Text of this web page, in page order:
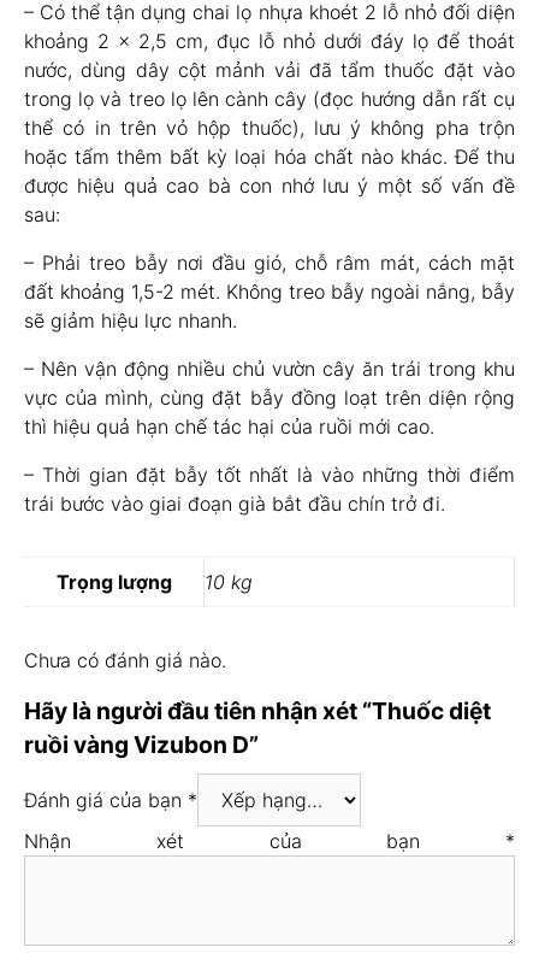
– Có thể tận dụng chai lọ nhựa khoét 2 lỗ nhỏ đối diện
khoảng 2 x 2,5 cm, đục lỗ nhỏ dưới đáy lọ để thoát
nước, dùng dây cột mảnh vải đã tẩm thuốc đặt vào
trong lọ và treo lọ lên cành cây (đọc hướng dẫn rất cụ
thể có in trên vỏ hộp thuốc), lưu ý không pha trộn
hoặc tẩm thêm bất kỳ loại hóa chất nào khác. Để thu
được hiệu quả cao bà con nhớ lưu ý một số vấn đề
sau:
– Phải treo bẫy nơi đầu gió, chỗ râm mát, cách mặt
đất khoảng 1,5-2 mét. Không treo bẫy ngoài nắng, bẫy
sẽ giảm hiệu lực nhanh.
– Nên vận động nhiều chủ vườn cây ăn trái trong khu
vực của mình, cùng đặt bẫy đồng loạt trên diện rộng
thì hiệu quả hạn chế tác hại của ruồi mới cao.
– Thời gian đặt bẫy tốt nhất là vào những thời điểm
trái bước vào giai đoạn già bắt đầu chín trở đi.
Trọng lượng 10 kg
Chưa có đánh giá nào.
Hãy là người đầu tiên nhận xét “Thuốc diệt
ruồi vàng Vizubon D”
Đánh giá của bạn *
Nhận xét của bạn *